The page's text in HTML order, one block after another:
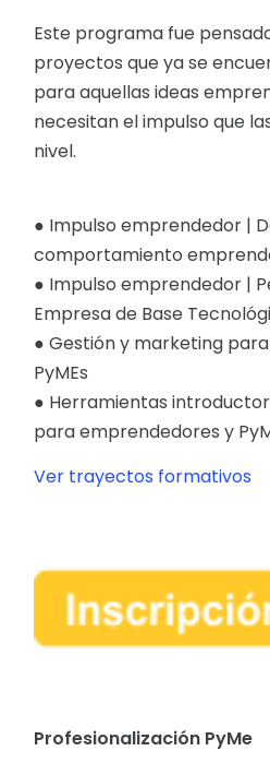
Este programa fue
proyectos que ya se
para aquellas ideas
necesitan el impulso que
nivel.
● Impulso emprendedor |
comportamiento
● Impulso emprendedor |
Empresa de Base
● Gestión y marketing
PyMEs
● Herramientas
para emprendedores y
Ver trayectos formativos
Profesionalización PyMe